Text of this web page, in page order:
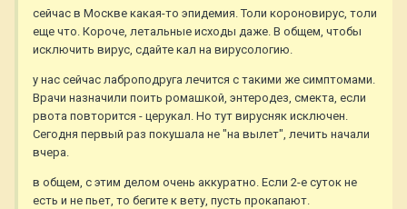
сейчас в Москве какая-то эпидемия. Толи короновирус, толи
еще что. Короче, летальные исходы даже. В общем, чтобы
исключить вирус, сдайте кал на вирусологию.
у нас сейчас лаброподруга лечится с такими же симптомами.
Врачи назначили поить ромашкой, энтеродез, смекта, если
рвота повторится - церукал. Но тут вирусняк исключен.
Сегодня первый раз покушала не "на вылет", лечить начали
вчера.
в общем, с этим делом очень аккуратно. Если 2-е суток не
есть и не пьет, то бегите к вету, пусть прокапают.